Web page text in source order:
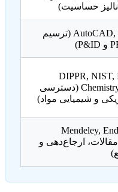
حساسیت)
AutoCAD, MicroStation (ترسیم
DIPPR, NIST,
Chemistry and Physics (دسترسی
و شیمیایی مواد)
Mendeley,
ارجاع‌دهی و